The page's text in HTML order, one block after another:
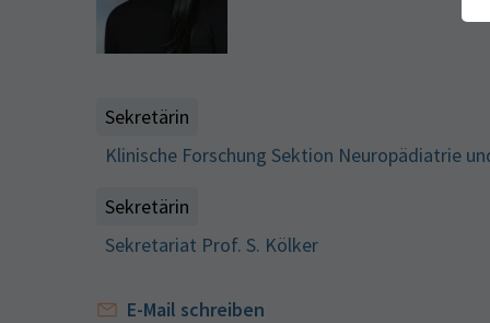
Sekretärin
Klinische Forschung Sektion Neuropädiatrie
Sekretärin
Sekretariat Prof. S. Kölker
E-Mail schreiben